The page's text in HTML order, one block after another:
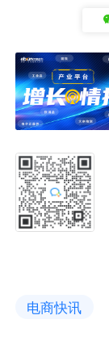
电商快讯